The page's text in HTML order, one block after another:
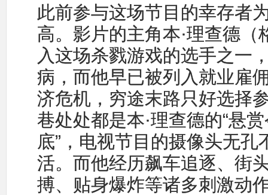
此前参与这场节目的幸存者
高。影片的主角本·理查德（
入这场杀戮游戏的选手之一
病，而他早已被列入就业雇
济危机，穷途末路只好选择
巷处处都是本·理查德的“悬
底”，电视节目的摄像头无孔
活。而他经历飙车追逐、街
搏、贴身爆炸等诸多刺激动